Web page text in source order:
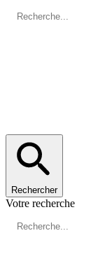
Rechercher
Votre recherche